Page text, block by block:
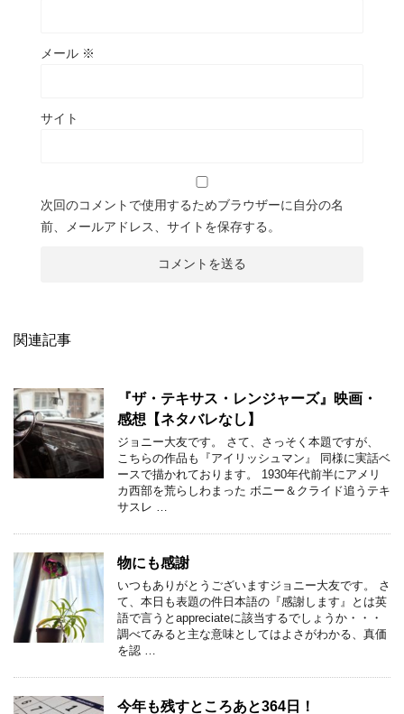
メール ※
サイト
次回のコメントで使用するためブラウザーに自分の名
前、メールアドレス、サイトを保存する。
関連記事
『ザ・テキサス・レンジャーズ』映画・
感想【ネタバレなし】
ジョニー大友です。 さて、さっそく本題ですが、
こちらの作品も『アイリッシュマン』 同様に実話ベ
ースで描かれております。 1930年代前半にアメリ
カ西部を荒らしわまった ボニー＆クライド追うテキ
サスレ …
物にも感謝
いつもありがとうございますジョニー大友です。 さ
て、本日も表題の件日本語の『感謝します』とは英
語で言うとappreciateに該当するでしょうか・・・
調べてみると主な意味としてはよさがわかる、真価
を認 …
今年も残すところあと364日！